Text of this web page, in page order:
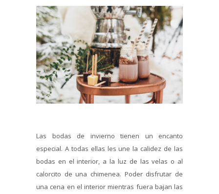
Las bodas de invierno tienen un encanto
especial. A todas ellas les une la calidez de las
bodas en el interior, a la luz de las velas o al
calorcito de una chimenea. Poder disfrutar de
una cena en el interior mientras fuera bajan las